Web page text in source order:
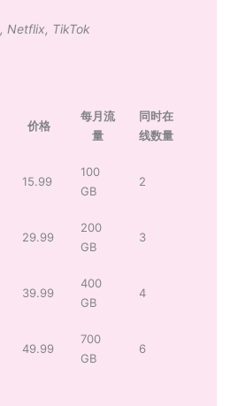
, Netflix, TikTok
价格
每月流
量
同时在
线数量
15.99
100
GB
2
29.99
200
GB
3
39.99
400
GB
4
49.99
700
GB
6